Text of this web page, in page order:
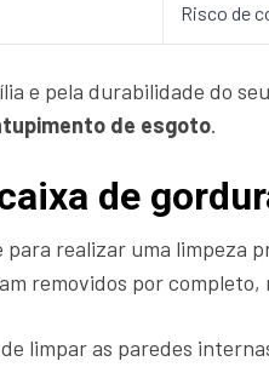
Risco de
e pela durabilidade do seu
de esgoto.
de
realizar uma limpeza
removidos por
limpar as paredes